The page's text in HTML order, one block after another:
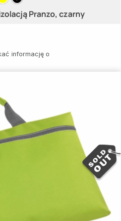
Pranzo, czarny
informację o